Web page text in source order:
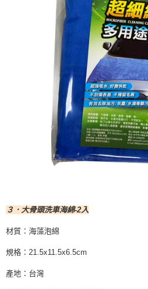
３．大骨頭洗車海綿-2入
材質：海藻泡綿
規格：21.5x11.5x6.5cm
產地：台灣